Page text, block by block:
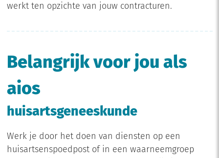
werkt ten opzichte van jouw contracturen.
Belangrijk voor jou als
aios
huisartsgeneeskunde
Werk je door het doen van diensten op een
huisartsenspoedpost of in een waarneemgroep